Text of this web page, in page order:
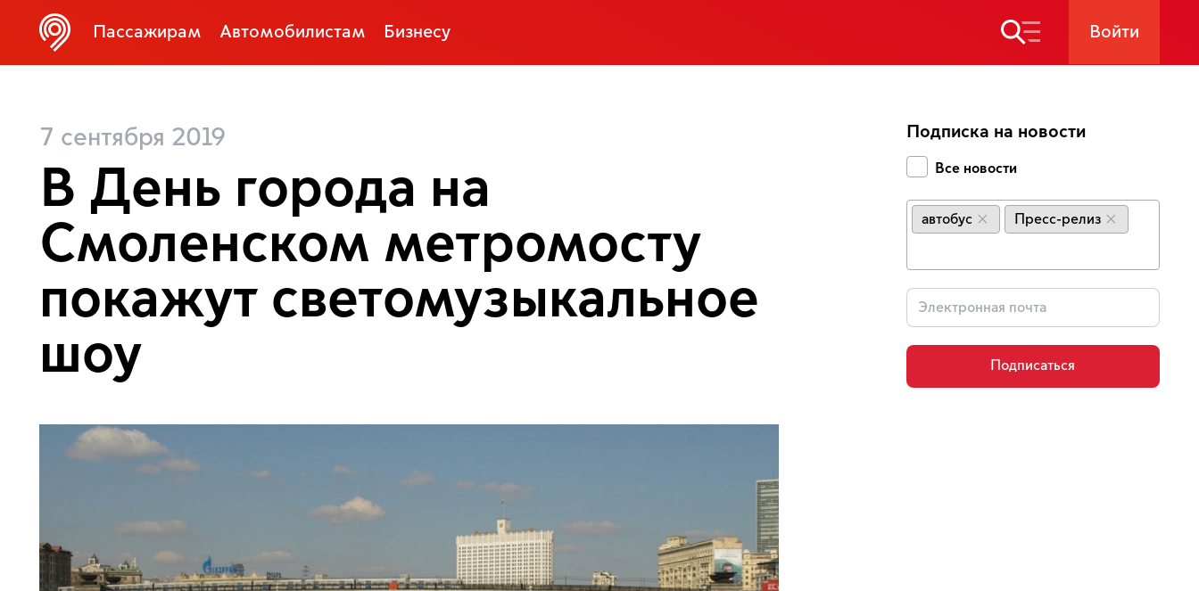
Пассажирам Автомобилистам Бизнесу Войти
7 сентября 2019
В День города на
Смоленском метромосту
покажут светомузыкальное
шоу
Подписка на новости
Все новости
автобус Пресс-релиз
Подписаться